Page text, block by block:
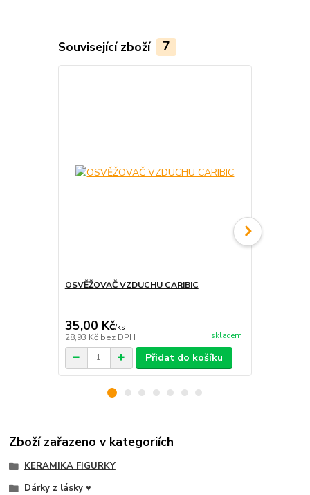
Související zboží 7
OSVĚŽOVAČ VZDUCHU CARIBIC
35,00 Kč/ks
28,93 Kč bez DPH skladem
Přidat do košíku
Zboží zařazeno v kategoriích
KERAMIKA FIGURKY
Dárky z lásky ♥